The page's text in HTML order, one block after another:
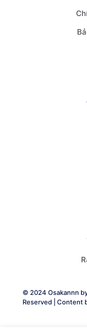
© 2024 Osakannn
Reserved | Content